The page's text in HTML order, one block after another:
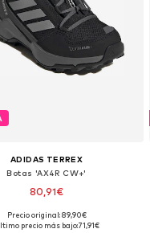
ADIDAS TERREX
Botas 'AX4R CW+'
80,91€
en muchas tallas
Precio original: 89,90€
precio más bajo:71,91€